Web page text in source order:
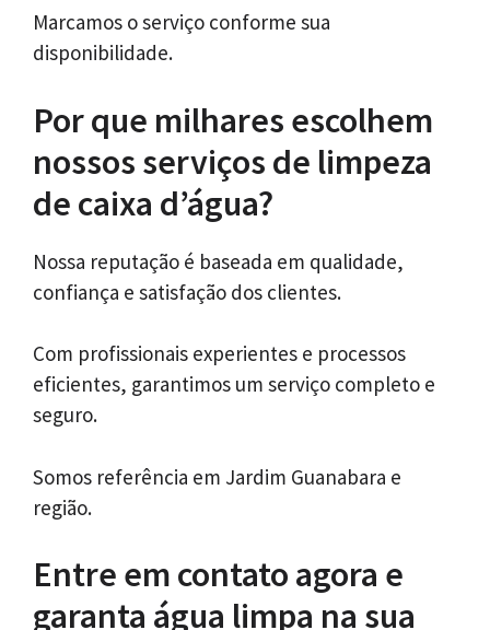
Marcamos o serviço conforme sua
disponibilidade.
Por que milhares escolhem
nossos serviços de limpeza
de caixa d’água?
Nossa reputação é baseada em qualidade,
confiança e satisfação dos clientes.
Com profissionais experientes e processos
eficientes, garantimos um serviço completo e
seguro.
Somos referência em Jardim Guanabara e
região.
Entre em contato agora e
garanta água limpa na sua